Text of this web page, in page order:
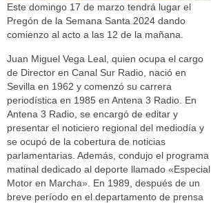
Este domingo 17 de marzo tendrá lugar el
Pregón de la Semana Santa 2024 dando
comienzo al acto a las 12 de la mañana.
Juan Miguel Vega Leal, quien ocupa el cargo
de Director en Canal Sur Radio, nació en
Sevilla en 1962 y comenzó su carrera
periodística en 1985 en Antena 3 Radio. En
Antena 3 Radio, se encargó de editar y
presentar el noticiero regional del mediodía y
se ocupó de la cobertura de noticias
parlamentarias. Además, condujo el programa
matinal dedicado al deporte llamado «Especial
Motor en Marcha». En 1989, después de un
breve período en el departamento de prensa